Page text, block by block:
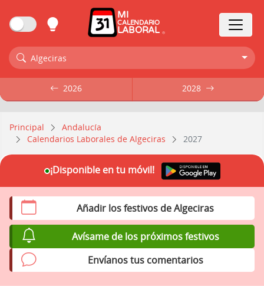
MI
CALENDARIO
LABORAL
Algeciras
Principal
Andalucía
Calendarios Laborales de Algeciras
2027
2026 2028
2026 2028
Añadir los festivos de Algeciras
Avísame de los próximos festivos
Envíanos tus comentarios
¡Disponible en tu móvil!